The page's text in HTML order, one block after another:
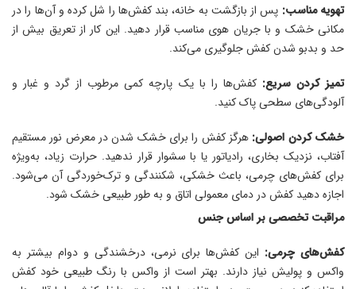
تهویه مناسب: پس از بازگشت به خانه، بند کفش‌ها را شل کرده و آن‌ها را در
مکانی خشک و با جریان هوی مناسب قرار دهید. این کار از تعریق بیش از
حد و بدبو شدن کفش جلوگیری می‌کند.
تمیز کردن سریع: کفش‌ها را با یک پارچه کمی مرطوب از گرد و غبار و
آلودگی‌های سطحی پاک کنید.
خشک کردن اصولی: هرگز کفش را برای خشک شدن در معرض نور مستقیم
آفتاب، نزدیک بخاری، رادیاتور یا با سشوار قرار ندهید. حرارت زیاد، به‌ویژه
برای کفش‌های چرمی، باعث خشکی، شکنندگی و ترک‌خوردگی آن می‌شود.
اجازه دهید کفش در دمای معمولی اتاق و به طور طبیعی خشک شود.
مراقبت تخصصی بر اساس جنس
کفش‌های چرمی: این کفش‌ها برای نرمی، درخشندگی و دوام بیشتر به
واکس و پولیش نیاز دارند. بهتر است از واکس با رنگ طبیعی خود کفش